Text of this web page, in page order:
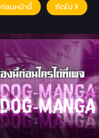
ก่อนหน้านี้ ถัดไป